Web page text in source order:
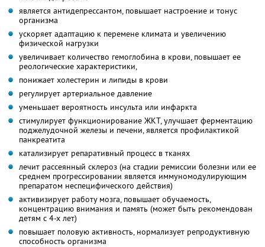
является антидепрессантом, повышает настроение и тонус
организма
ускоряет адаптацию к перемене климата и увеличению
физической нагрузки
увеличивает количество гемоглобина в крови, повышает ее
реологические характеристики,
понижает холестерин и липиды в крови
регулирует артериальное давление
уменьшает вероятность инсульта или инфаркта
стимулирует функционирование ЖКТ, улучшает ферментацию
поджелудочной железы и печени, является профилактикой
панкреатита
катализирует репаративный процесс в тканях
лечит рассеянный склероз (на стадии ремиссии болезни или ее
среднем прогрессировании является иммуномодулирующим
препаратом неспецифического действия)
активизирует работу мозга, повышает обучаемость,
концентрацию внимания и память (может быть рекомендован
детям с 4-х лет)
повышает половую активность, нормализует репродуктивную
способность организма